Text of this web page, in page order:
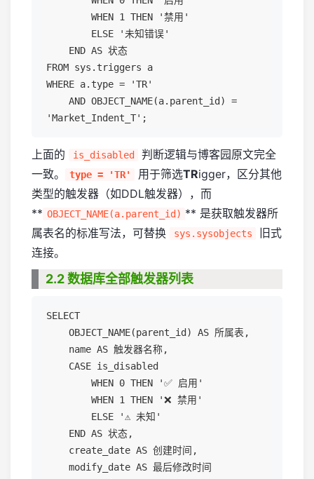
FROM sys.triggers a
WHERE a.type = 'TR'
上面的 is_disabled
判断逻辑与博客园原文完全
一致。
type = 'TR' 用于筛选TRigger，区分其他
类型的触发器（如DDL触发器），而
** OBJECT_NAME(a.parent_id) ** 是获取触发器所
属表名的标准写法，可替换
sys.sysobjects
旧式
连接。
2.2 数据库全部触发器列表
SELECT